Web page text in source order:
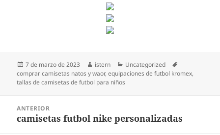
Publicado
el
7 de marzo de 2023 Autor
istern Categorías
Uncategorized
comprar camisetas natos y waor,equipaciones de futbol kromex,
tallas de camisetas de futbol para niños
entradas
ANTERIOR
Entrada
camisetas futbol nike personalizadas